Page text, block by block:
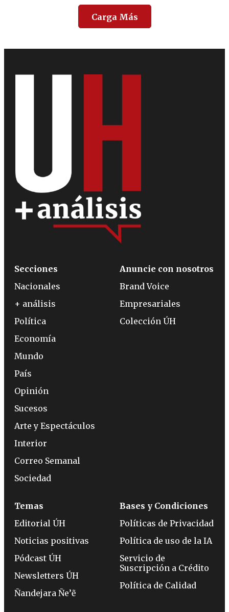
Carga Más
Secciones
Nacionales
+ análisis
Política
Economía
Mundo
País
Opinión
Sucesos
Arte y Espectáculos
Interior
Correo Semanal
Sociedad
Anuncie con nosotros
Brand Voice
Empresariales
Colección ÚH
Temas
Editorial ÚH
Noticias positivas
Pódcast ÚH
Newsletters ÚH
Ñandejara Ñe’ẽ
Bases y Condiciones
Políticas de Privacidad
Política de uso de la IA
Servicio de
Suscripción a Crédito
Política de Calidad